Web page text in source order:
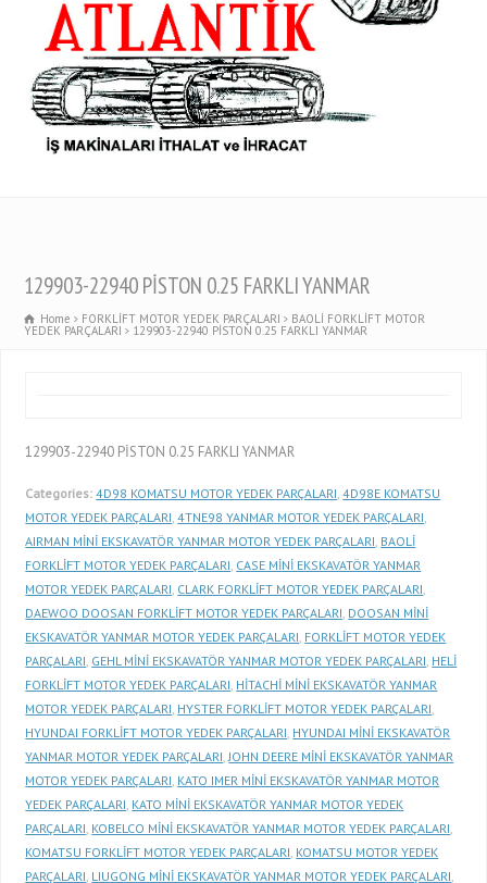
129903-22940 PİSTON 0.25 FARKLI YANMAR
Home FORKLİFT MOTOR YEDEK PARÇALARI BAOLİ FORKLİFT MOTOR
YEDEK PARÇALARI 129903-22940 PİSTON 0.25 FARKLI YANMAR
129903-22940 PİSTON 0.25 FARKLI YANMAR
Categories: 4D98 KOMATSU MOTOR YEDEK PARÇALARI ,4D98E KOMATSU
MOTOR YEDEK PARÇALARI ,4TNE98 YANMAR MOTOR YEDEK PARÇALARI
AIRMAN MİNİ EKSKAVATÖR YANMAR MOTOR YEDEK PARÇALARI BAOLİ
FORKLİFT MOTOR YEDEK PARÇALARI CASE MİNİ EKSKAVATÖR YANMAR
MOTOR YEDEK PARÇALARI CLARK FORKLİFT MOTOR YEDEK PARÇALARI
DAEWOO DOOSAN FORKLİFT MOTOR YEDEK PARÇALARI DOOSAN MİNİ
EKSKAVATÖR YANMAR MOTOR YEDEK PARÇALARI FORKLİFT MOTOR YEDEK
PARÇALARI GEHL MİNİ EKSKAVATÖR YANMAR MOTOR YEDEK PARÇALARI HELİ
FORKLİFT MOTOR YEDEK PARÇALARI HİTACHİ MİNİ EKSKAVATÖR YANMAR
MOTOR YEDEK PARÇALARI HYSTER FORKLİFT MOTOR YEDEK PARÇALARI
HYUNDAI FORKLİFT MOTOR YEDEK PARÇALARI HYUNDAI MİNİ EKSKAVATÖR
YANMAR MOTOR YEDEK PARÇALARI JOHN DEERE MİNİ EKSKAVATÖR YANMAR
MOTOR YEDEK PARÇALARI KATO IMER MİNİ EKSKAVATÖR YANMAR MOTOR
YEDEK PARÇALARI KATO MİNİ EKSKAVATÖR YANMAR MOTOR YEDEK
PARÇALARI KOBELCO MİNİ EKSKAVATÖR YANMAR MOTOR YEDEK PARÇALARI
KOMATSU FORKLİFT MOTOR YEDEK PARÇALARI KOMATSU MOTOR YEDEK
PARÇALARI LIUGONG MİNİ EKSKAVATÖR YANMAR MOTOR YEDEK PARÇALARI